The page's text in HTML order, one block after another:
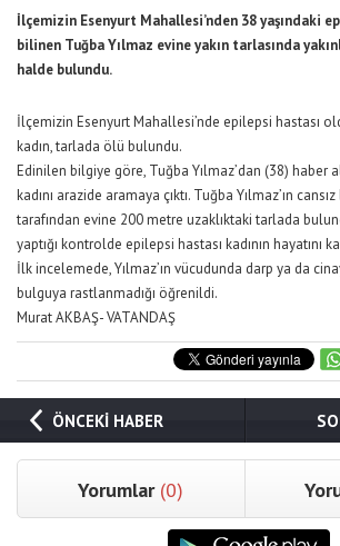
İlçemizin Esenyurt Mahallesi’nden 38 yaşındaki
bilinen Tuğba Yılmaz evine yakın tarlasında
halde bulundu.
İlçemizin Esenyurt Mahallesi’nde epilepsi hastası
kadın, tarlada ölü bulundu.
Edinilen bilgiye göre, Tuğba Yılmaz’dan (38) haber
kadını arazide aramaya çıktı. Tuğba Yılmaz’ın
tarafından evine 200 metre uzaklıktaki tarlada
yaptığı kontrolde epilepsi hastası kadının hayatını
İlk incelemede, Yılmaz’ın vücudunda darp ya da
bulguya rastlanmadığı öğrenildi.
Murat AKBAŞ- VATANDAŞ
ÖNCEKİ HABER
Yorumlar (0)